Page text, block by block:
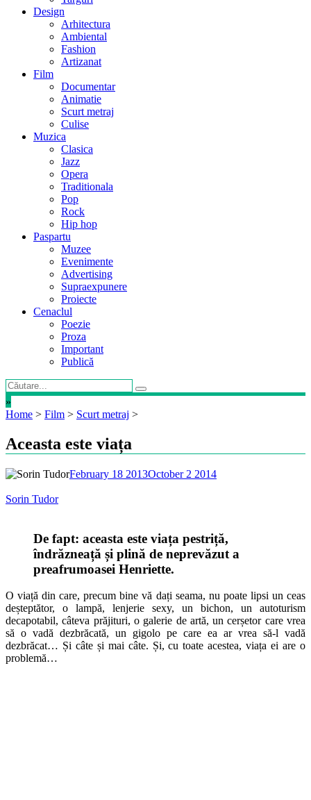
Design
Arhitectura
Ambiental
Fashion
Artizanat
Film
Documentar
Animatie
Scurt metraj
Culise
Muzica
Clasica
Jazz
Opera
Traditionala
Pop
Rock
Hip hop
Paspartu
Muzee
Evenimente
Advertising
Supraexpunere
Proiecte
Cenaclul
Poezie
Proza
Important
Publică
»
Home > Film > Scurt metraj >
Aceasta este viața
February 18 2013October 2 2014
Sorin Tudor
De fapt: aceasta este viața pestriță,
îndrăzneață și plină de neprevăzut a
preafrumoasei Henriette.
O viață din care, precum bine vă dați seama, nu poate lipsi un ceas
deșteptător, o lampă, lenjerie sexy, un bichon, un autoturism
decapotabil, câteva prăjituri, o galerie de artă, un cerșetor care vrea
să o vadă dezbrăcată, un gigolo pe care ea ar vrea să-l vadă
dezbrăcat… Și câte și mai câte. Și, cu toate acestea, viața ei are o
problemă…